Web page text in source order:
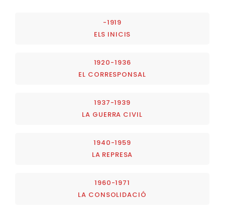
-1919
ELS INICIS
1920-1936
EL CORRESPONSAL
1937-1939
LA GUERRA CIVIL
1940-1959
LA REPRESA
1960-1971
LA CONSOLIDACIÓ